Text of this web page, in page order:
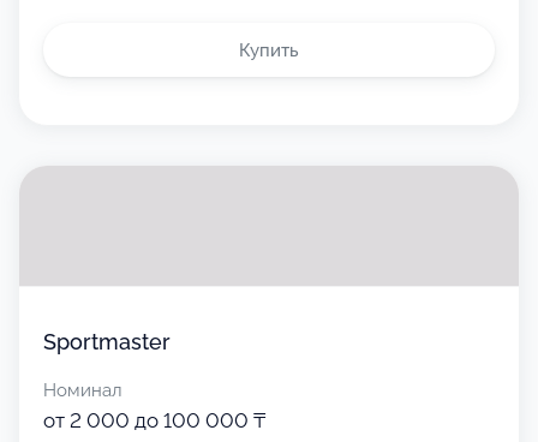
Купить
Sportmaster
Номинал
от 2 000 до 100 000 ₸